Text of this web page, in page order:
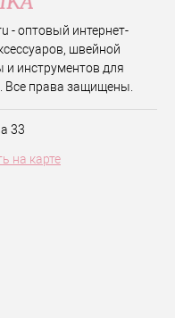
- оптовый интернет-
швейной
и инструментов для
Все права защищены.
33
на карте